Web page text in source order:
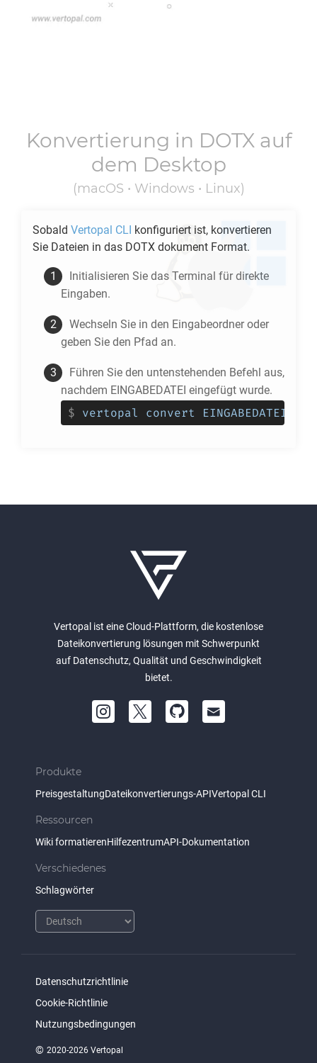
Konvertierung in DOTXauf
dem Desktop
(macOS • Windows • Linux)
Sobald Vertopal CLI konfiguriert ist, konvertieren
Sie Dateien in das DOTX dokument Format.
Initialisieren Sie das Terminal für direkte
Eingaben.
Wechseln Sie in den Eingabeordner oder
geben Sie den Pfad an.
Führen Sie den untenstehenden Befehl aus,
nachdem EINGABEDATEI eingefügt wurde.
$ vertopal convert EINGABEDATEI
Vertopal ist eine Cloud-Plattform, die kostenlose
Dateikonvertierung lösungen mit Schwerpunkt
auf Datenschutz, Qualität und Geschwindigkeit
bietet.
Produkte
PreisgestaltungDateikonvertierungs-APIVertopal CLI
Ressourcen
Wiki formatierenHilfezentrumAPI-Dokumentation
Verschiedenes
Schlagwörter
Datenschutzrichtlinie
Cookie-Richtlinie
Nutzungsbedingungen
© 2020-2026 Vertopal